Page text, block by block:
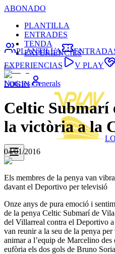
ABONADO
PLANTILLA
ENTRADES
TENDA
EXPERIÈNCIES
LOGIN
PLANTILLA
EXPERIENCIAS
V PLAY
Noticies Generals
Celtic Submarí
la victòria a la
04/01/2016
Els membres de la penya van
davant el Deportivo per televisió
Onze anys de pura emoció i
de la penya Celtic Submarí de
del Villarreal contra el Deportivo a
van reunir a la seu de la penya
animar a l’equip de Marcelino
eufòria els dos gols de Bruno